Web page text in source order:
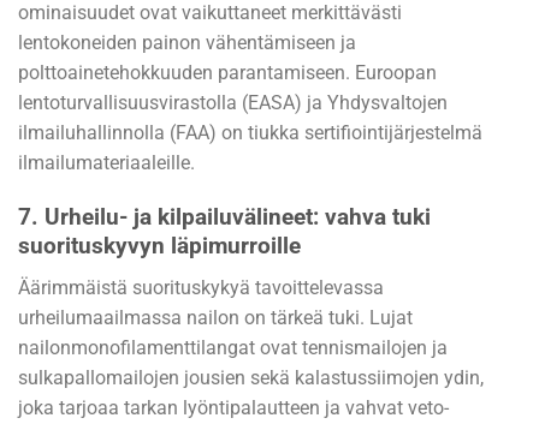
ominaisuudet ovat vaikuttaneet merkittävästi
lentokoneiden painon vähentämiseen ja
polttoainetehokkuuden parantamiseen. Euroopan
lentoturvallisuusvirastolla (EASA) ja Yhdysvaltojen
ilmailuhallinnolla (FAA) on tiukka sertifiointijärjestelmä
ilmailumateriaaleille.
7. Urheilu- ja kilpailuvälineet: vahva tuki
suorituskyvyn läpimurroille
Äärimmäistä suorituskykyä tavoittelevassa
urheilumaailmassa nailon on tärkeä tuki. Lujat
nailonmonofilamenttilangat ovat tennismailojen ja
sulkapallomailojen jousien sekä kalastussiimojen ydin,
joka tarjoaa tarkan lyöntipalautteen ja vahvat veto-